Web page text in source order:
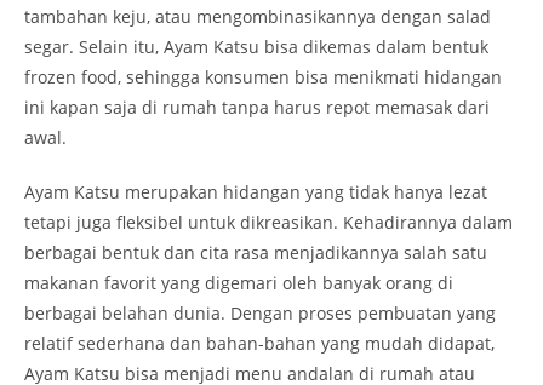
tambahan keju, atau mengombinasikannya dengan salad
segar. Selain itu, Ayam Katsu bisa dikemas dalam bentuk
frozen food, sehingga konsumen bisa menikmati hidangan
ini kapan saja di rumah tanpa harus repot memasak dari
awal.
Ayam Katsu merupakan hidangan yang tidak hanya lezat
tetapi juga fleksibel untuk dikreasikan. Kehadirannya dalam
berbagai bentuk dan cita rasa menjadikannya salah satu
makanan favorit yang digemari oleh banyak orang di
berbagai belahan dunia. Dengan proses pembuatan yang
relatif sederhana dan bahan-bahan yang mudah didapat,
Ayam Katsu bisa menjadi menu andalan di rumah atau